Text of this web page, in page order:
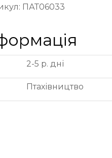
ПАТ06033
2-5 р. дні
Птахівництво